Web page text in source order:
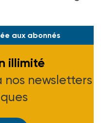
aux abonnés
illimité
nos newsletters